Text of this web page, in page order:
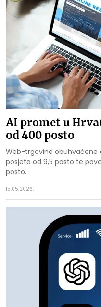
AI promet u
od 400 posto
Web-trgovine obuhvaćene
posjeta od 9,5 posto te
posto.
15.05.2026.